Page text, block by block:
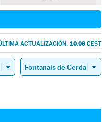
ACTUALIZACIÓN: 10.09 CEST